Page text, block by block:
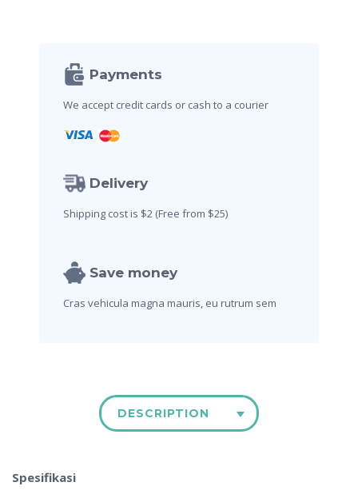
Payments
We accept credit cards or cash to a courier
Delivery
Shipping cost is $2 (Free from $25)
Save money
Cras vehicula magna mauris, eu rutrum sem
DESCRIPTION
Spesifikasi